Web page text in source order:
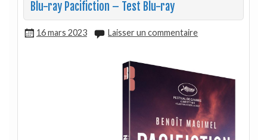
Blu-ray Pacifiction – Test Blu-ray
16 mars 2023 Laisser un commentaire